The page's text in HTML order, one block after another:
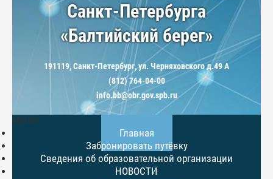
Санкт-Петербурга
«Балтийский берег»
191119, Санкт-Петербург, ул. Черняховского д.49 А
(812) 764-04-00
info.bb@obr.gov.spb.ru
МЕНЮ
Главная
Забронировать путёвку
Сведения об образовательной организации
НОВОСТИ